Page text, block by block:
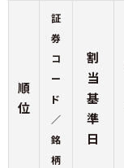
順
位
証
券
コ
ー
ド
／
銘
柄
割
当
基
準
日